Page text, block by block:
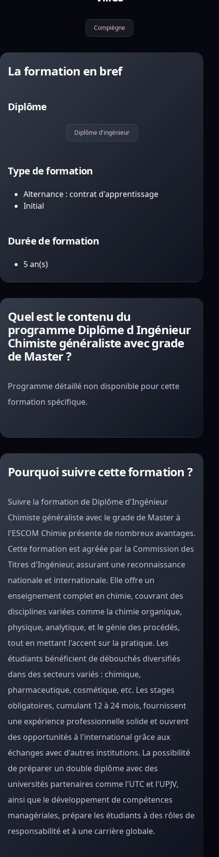
Compiègne
La formation en bref
Diplôme
Diplôme d'ingénieur
Type de formation
Alternance : contrat d'apprentissage
Initial
Durée de formation
5 an(s)
Quel est le contenu du
programme Diplôme d Ingénieur
Chimiste généraliste avec grade
de Master ?
Programme détaillé non disponible pour cette
formation spécifique.
Pourquoi suivre cette formation ?
Suivre la formation de Diplôme d'Ingénieur
Chimiste généraliste avec le grade de Master à
l'ESCOM Chimie présente de nombreux avantages.
Cette formation est agréée par la Commission des
Titres d'Ingénieur, assurant une reconnaissance
nationale et internationale. Elle offre un
enseignement complet en chimie, couvrant des
disciplines variées comme la chimie organique,
physique, analytique, et le génie des procédés,
tout en mettant l'accent sur la pratique. Les
étudiants bénéficient de débouchés diversifiés
dans des secteurs variés : chimique,
pharmaceutique, cosmétique, etc. Les stages
obligatoires, cumulant 12 à 24 mois, fournissent
une expérience professionnelle solide et ouvrent
des opportunités à l'international grâce aux
échanges avec d'autres institutions. La possibilité
de préparer un double diplôme avec des
universités partenaires comme l'UTC et l'UPJV,
ainsi que le développement de compétences
managériales, prépare les étudiants à des rôles de
responsabilité et à une carrière globale.